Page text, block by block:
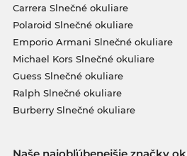
Carrera Slnečné okuliare
Polaroid Slnečné okuliare
Emporio Armani Slnečné okuliare
Michael Kors Slnečné okuliare
Guess Slnečné okuliare
Ralph Slnečné okuliare
Burberry Slnečné okuliare